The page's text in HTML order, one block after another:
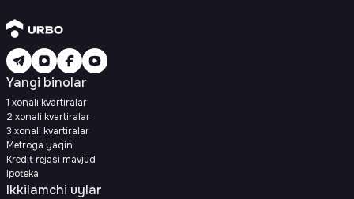
Yangi binolar
1 xonali kvartiralar
2 xonali kvartiralar
3 xonali kvartiralar
Metroga yaqin
Kredit rejasi mavjud
Ipoteka
Ikkilamchi uylar